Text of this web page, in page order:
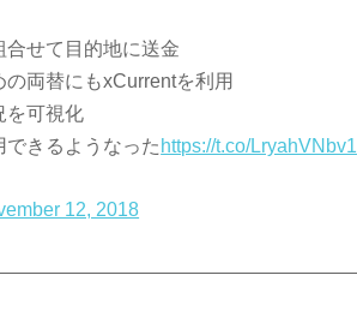
合せて目的地に送金
の両替にもxCurrentを利用
を可視化
できるようなった https://t.co/LryahVNbv1
12, 2018